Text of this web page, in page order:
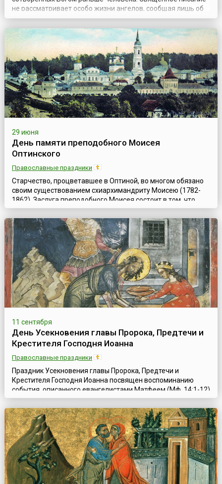
не рассматривает особо жизни ангелов, сообщая лишь об
их явлениях людям; вера Христова, направляющая все
силы человеческого ума и сердца к Богу, также не
углубляется в область ангелологии. Ангелы были
сотворены Богом свободными существами. Часть ...
29 июня
День памяти преподобного Моисея
Оптинского
Православные праздники
Старчество, процветавшее в Оптиной, во многом обязано
своим существованием схиархимандриту Моисею (1782-
1862). Заслуга преподобного Моисея состоит в том, что
именно благодаря ему, его совместной работе со старцами
Львом и Макарием, стало возможным не только внешнее
благоустройство Оптиной Пустыни, но и самый ее духовный
расцвет.Когда преподобный Моисей после основания им
Оптинского скита сдела...
11 сентября
День Усекновения главы Пророка, Предтечи и
Крестителя Господня Иоанна
Православные праздники
Праздник Усекновения главы Пророка, Предтечи и
Крестителя Господня Иоанна посвящен воспоминанию
события, описанного евангелистами Матфеем (Мф. 14:1-12)
и Марком (Мк. 6:14-29). Святой Иоанн Креститель был
заключен в темницу Иродом Антипой, правителем
Галилеи, потому что открыто обличал Ирода за то, что,
оставив законную жену, дочь аравийского царя Арефы, он
беззаконно сожительствовал с Иродиадо...